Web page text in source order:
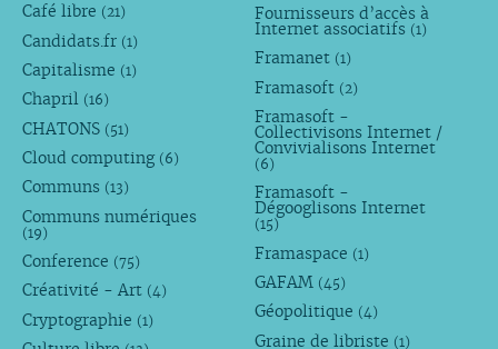
Café libre (21)
Candidats.fr (1)
Capitalisme (1)
Chapril (16)
CHATONS (51)
Cloud computing (6)
Communs (13)
Communs numériques
(19)
Conference (75)
Créativité - Art (4)
Cryptographie (1)
Fournisseurs d’accès à
Internet associatifs (1)
Framanet (1)
Framasoft (2)
Framasoft -
Collectivisons Internet /
Convivialisons Internet
(6)
Framasoft -
Dégooglisons Internet
(15)
Framaspace (1)
GAFAM (45)
Géopolitique (4)
Graine de libriste (1)